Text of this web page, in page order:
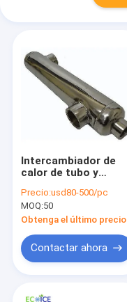
Intercambiador de
calor de tubo y
material de acero
inoxidable para
piscinas
Intercambiador de
calor de tubo para
piscinas
Precio:usd80-500/pc
MOQ:50
Obtenga el último precio
Contactar ahora